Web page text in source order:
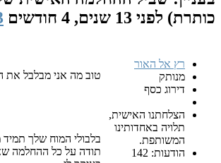
4 חודשים
#29763
האישית,
טוב מה אני מבלבל את המוח עם שירים.
בלבולי המוח שלך תמיד מתקבלים
תודה על כל ההחלמה שאתה מעניק לנו